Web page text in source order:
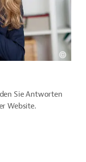
Sie Antworten
Website.